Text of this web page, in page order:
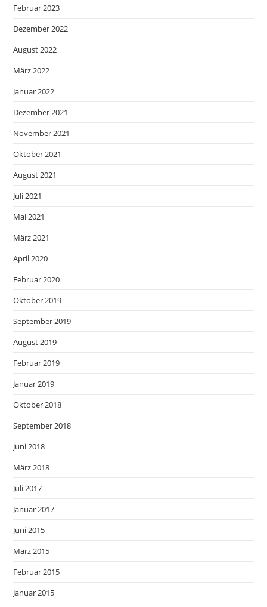
Februar 2023
Dezember 2022
August 2022
März 2022
Januar 2022
Dezember 2021
November 2021
Oktober 2021
August 2021
Juli 2021
Mai 2021
März 2021
April 2020
Februar 2020
Oktober 2019
September 2019
August 2019
Februar 2019
Januar 2019
Oktober 2018
September 2018
Juni 2018
März 2018
Juli 2017
Januar 2017
Juni 2015
März 2015
Februar 2015
Januar 2015